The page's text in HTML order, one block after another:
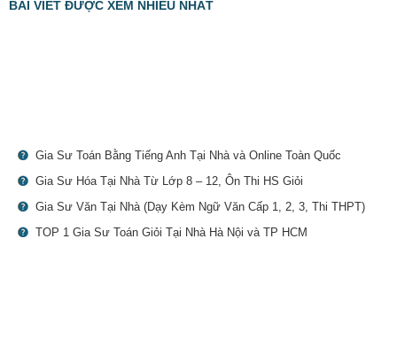
BÀI VIẾT ĐƯỢC XEM NHIỀU NHẤT
Gia Sư Toán Bằng Tiếng Anh Tại Nhà và Online Toàn Quốc
Gia Sư Hóa Tại Nhà Từ Lớp 8 – 12, Ôn Thi HS Giỏi
Gia Sư Văn Tại Nhà (Dạy Kèm Ngữ Văn Cấp 1, 2, 3, Thi THPT)
TOP 1 Gia Sư Toán Giỏi Tại Nhà Hà Nội và TP HCM